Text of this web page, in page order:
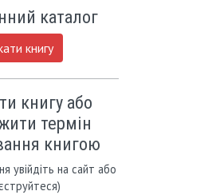
каталог
книгу
книгу або
термін
книгою
увійдіть на сайт або